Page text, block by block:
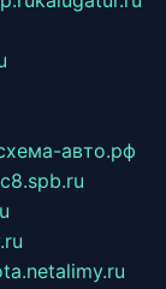
авто.рф
alimy.ru